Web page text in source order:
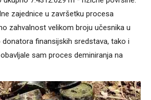
zajednice u završetku procesa
zahvalnost velikom broju učesnika u
finansijskih sredstava, tako i
sam proces deminiranja na